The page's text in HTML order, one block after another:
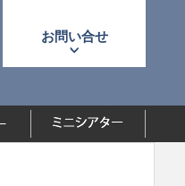
お問い合せ